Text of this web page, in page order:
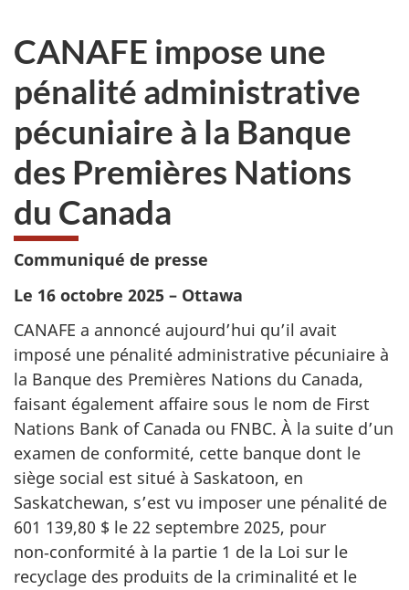
CANAFE impose une
pénalité administrative
pécuniaire à la Banque
des Premières Nations
du Canada
Communiqué de presse
Le 16 octobre 2025 – Ottawa
CANAFE a annoncé aujourd’hui qu’il avait
imposé une pénalité administrative pécuniaire à
la Banque des Premières Nations du Canada,
faisant également affaire sous le nom de First
Nations Bank of Canada ou FNBC. À la suite d’un
examen de conformité, cette banque dont le
siège social est situé à Saskatoon, en
Saskatchewan, s’est vu imposer une pénalité de
601 139,80 $ le 22 septembre 2025, pour
non‑conformité à la partie 1 de la Loi sur le
recyclage des produits de la criminalité et le